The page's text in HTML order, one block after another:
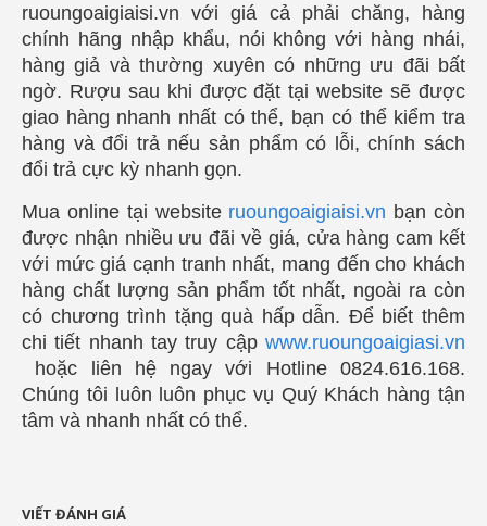
ruoungoaigiaisi.vn với giá cả phải chăng, hàng
chính hãng nhập khẩu, nói không với hàng nhái,
hàng giả và thường xuyên có những ưu đãi bất
ngờ. Rượu sau khi được đặt tại website sẽ được
giao hàng nhanh nhất có thể, bạn có thể kiểm tra
hàng và đổi trả nếu sản phẩm có lỗi, chính sách
đổi trả cực kỳ nhanh gọn.
Mua online tại website ruoungoaigiaisi.vn bạn còn
được nhận nhiều ưu đãi về giá, cửa hàng cam kết
với mức giá cạnh tranh nhất, mang đến cho khách
hàng chất lượng sản phẩm tốt nhất, ngoài ra còn
có chương trình tặng quà hấp dẫn. Để biết thêm
chi tiết nhanh tay truy cập www.ruoungoaigiasi.vn
hoặc liên hệ ngay với Hotline 0824.616.168.
Chúng tôi luôn luôn phục vụ Quý Khách hàng tận
tâm và nhanh nhất có thể.
VIẾT ĐÁNH GIÁ